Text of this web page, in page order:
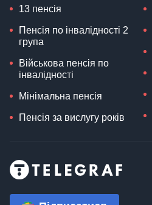
13 пенсія
Пенсія по інвалідності 2
група
Військова пенсія по
інвалідності
Мінімальна пенсія
Пенсія за вислугу років